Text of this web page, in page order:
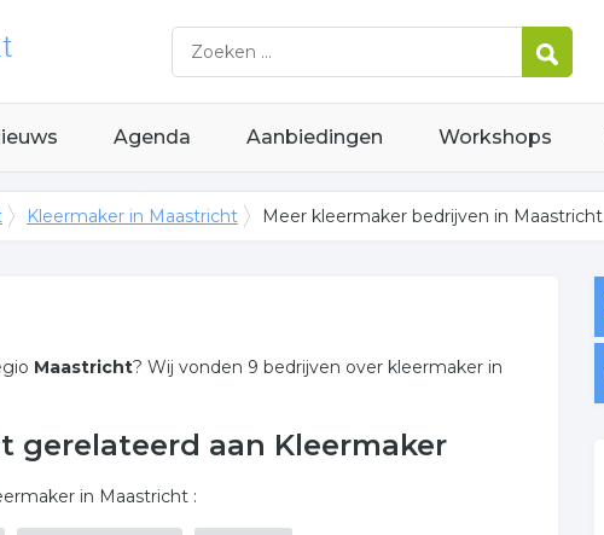
Agenda Aanbiedingen Workshops
Kleermaker in Maastricht Meer kleermaker bedrijven in Maastricht
Maastricht? Wij vonden 9 bedrijven over kleermaker in
aan Kleermaker
in Maastricht :